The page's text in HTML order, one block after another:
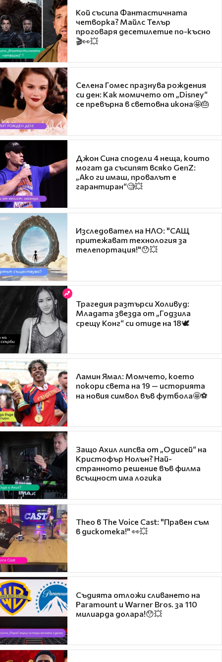
Кой съсипа Фантастичната
четворка? Майлс Телър
проговаря десетилетие по-късно
🎬👀💥
Селена Гомес празнува рождения
си ден: Как момичето от „Disney“
се превърна в световна икона🤩🎂
Джон Сина сподели 4 неща, които
могат да съсипят всяко GenZ:
„Ако ги имаш, провалът е
гарантиран“🧐💥
Изследовател на НЛО: "САЩ
притежават технология за
телепортация!"😯💥
Трагедия разтърси Холивуд:
Младата звезда от „Годзила
срещу Конг“ си отиде на 18🕊️
Ламин Ямал: Момчето, което
покори света на 19 — историята
на новия символ във футбола🤩⚽
Защо Ахил липсва от „Одисей“ на
Кристофър Нолън? Най-
странното решение във филма
всъщност има логика
Theo в The Voice Cast: "Правен съм
в дискотека!" 👀💥
Съдията отложи сливането на
Paramount и Warner Bros. за 110
милиарда долара!😯💥